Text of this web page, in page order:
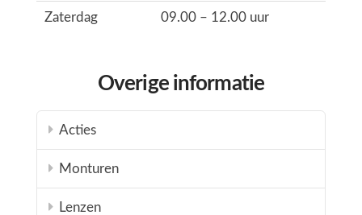
Zaterdag 09.00 – 12.00 uur
Overige informatie
Acties
Monturen
Lenzen